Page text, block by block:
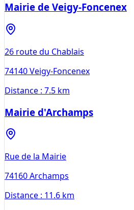
Mairie de Veigy-Foncenex
26 route du Chablais
74140Veigy-Foncenex
Distance : 7.5 km
Mairie d'Archamps
Rue de la Mairie
74160Archamps
Distance : 11.6 km